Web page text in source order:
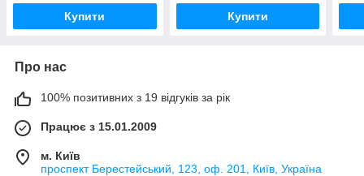
Купити Купити
Про нас
100% позитивних з 19 відгуків за рік
Працює з 15.01.2009
м. Київ
проспект Берестейський, 123, оф. 201, Київ, Україна